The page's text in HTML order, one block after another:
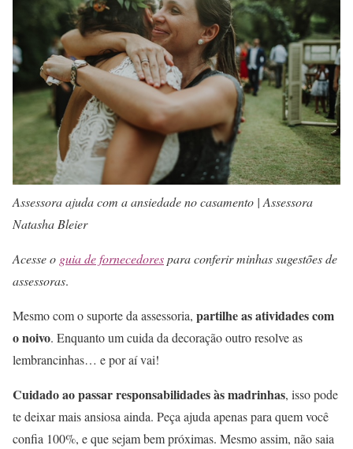
Assessora ajuda com a ansiedade no casamento | Assessora
Natasha Bleier
Acesse o guia de fornecedorespara conferir minhas sugestões de
assessoras.
Mesmo com o suporte da assessoria, partilhe as atividades com
o noivo. Enquanto um cuida da decoração outro resolve as
lembrancinhas… e por aí vai!
Cuidado ao passar responsabilidades às madrinhas, isso pode
te deixar mais ansiosa ainda. Peça ajuda apenas para quem você
confia 100%, e que sejam bem próximas. Mesmo assim, não saia